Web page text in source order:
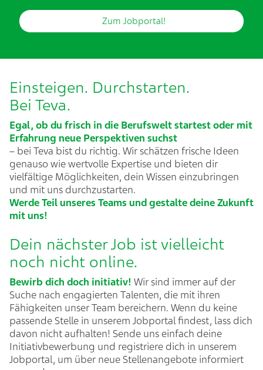
Zum Jobportal!
Einsteigen. Durchstarten.
Bei Teva.
Egal, ob du frisch in die Berufswelt startest oder mit
Erfahrung neue Perspektiven suchst
– bei Teva bist du richtig.​ Wir schätzen frische Ideen
genauso wie wertvolle Expertise und bieten dir
vielfältige Möglichkeiten, dein Wissen einzubringen
und mit uns durchzustarten.
Werde Teil unseres Teams und gestalte deine Zukunft
mit uns!​
Dein nächster Job ist vielleicht
noch nicht online.
Bewirb dich doch initiativ! Wir sind immer auf der
Suche nach engagierten Talenten, die mit ihren
Fähigkeiten unser Team bereichern. Wenn du keine
passende Stelle in unserem Jobportal findest, lass dich
davon nicht aufhalten! Sende uns einfach deine
Initiativbewerbung und registriere dich in unserem
Jobportal, um über neue Stellenangebote informiert